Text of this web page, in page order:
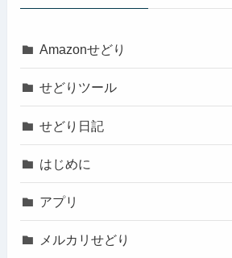
Amazonせどり
せどりツール
せどり日記
はじめに
アプリ
メルカリせどり